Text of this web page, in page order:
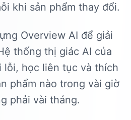
khi sản phẩm thay đổi.
Overview AI để giải
thống thị giác AI của
lỗi, học liên tục và thích
phẩm nào trong vài giờ
phải vài tháng.